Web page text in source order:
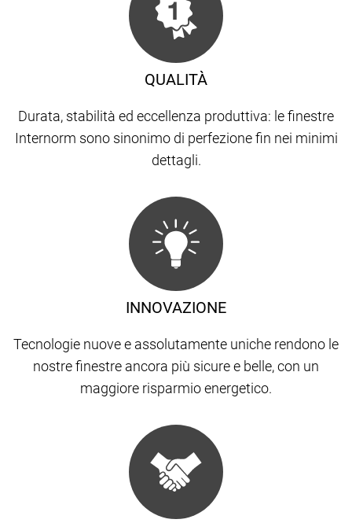
QUALITÀ
Durata, stabilità ed eccellenza produttiva: le finestre
Internorm sono sinonimo di perfezione fin nei minimi
dettagli.
INNOVAZIONE
Tecnologie nuove e assolutamente uniche rendono le
nostre finestre ancora più sicure e belle, con un
maggiore risparmio energetico.